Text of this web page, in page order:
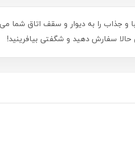
تصاویر زیبا و جذاب را به دیوار و سقف اتاق شما
حالا سفارش دهید و شگفتی بیافرینید!